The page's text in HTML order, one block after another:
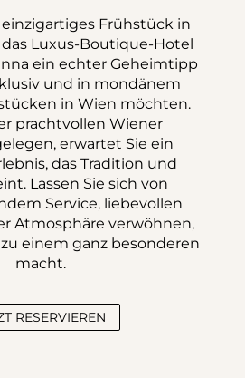
einzigartiges Frühstück in
Luxus-Boutique-Hotel
ein echter Geheimtipp
und in mondänem
in Wien möchten.
prachtvollen Wiener
erwartet Sie ein
das Tradition und
Lassen Sie sich von
Service, liebevollen
Atmosphäre verwöhnen,
einem ganz besonderen
macht.
RESERVIEREN